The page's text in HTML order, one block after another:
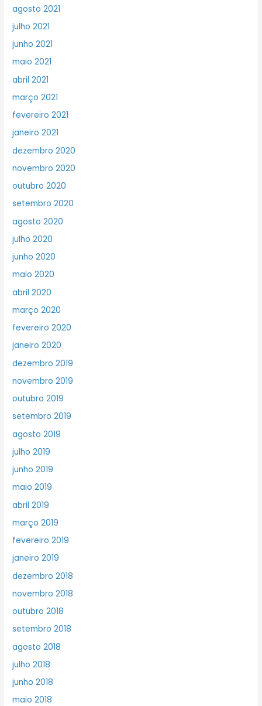
agosto 2021
julho 2021
junho 2021
maio 2021
abril 2021
março 2021
fevereiro 2021
janeiro 2021
dezembro 2020
novembro 2020
outubro 2020
setembro 2020
agosto 2020
julho 2020
junho 2020
maio 2020
abril 2020
março 2020
fevereiro 2020
janeiro 2020
dezembro 2019
novembro 2019
outubro 2019
setembro 2019
agosto 2019
julho 2019
junho 2019
maio 2019
abril 2019
março 2019
fevereiro 2019
janeiro 2019
dezembro 2018
novembro 2018
outubro 2018
setembro 2018
agosto 2018
julho 2018
junho 2018
maio 2018